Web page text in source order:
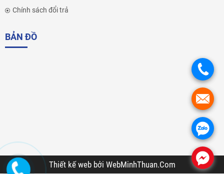
Chính sách đổi trả
BẢN ĐỒ
Thiết kế web bởi WebMinhThuan.Com
.
.
.
.